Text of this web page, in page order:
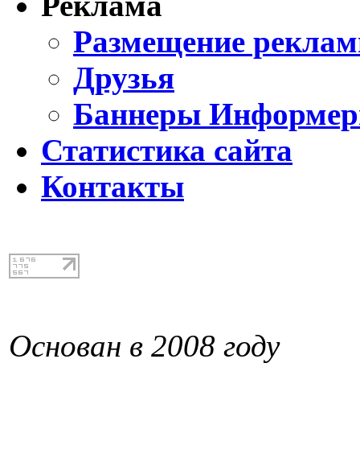
Размещение
Друзья
Баннеры
Статистика сайта
Контакты
Основан в 2008 году